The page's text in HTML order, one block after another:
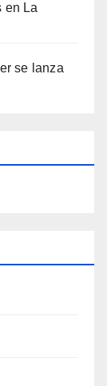
en La
se lanza